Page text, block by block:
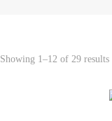
Showing 1–12 of 29 results